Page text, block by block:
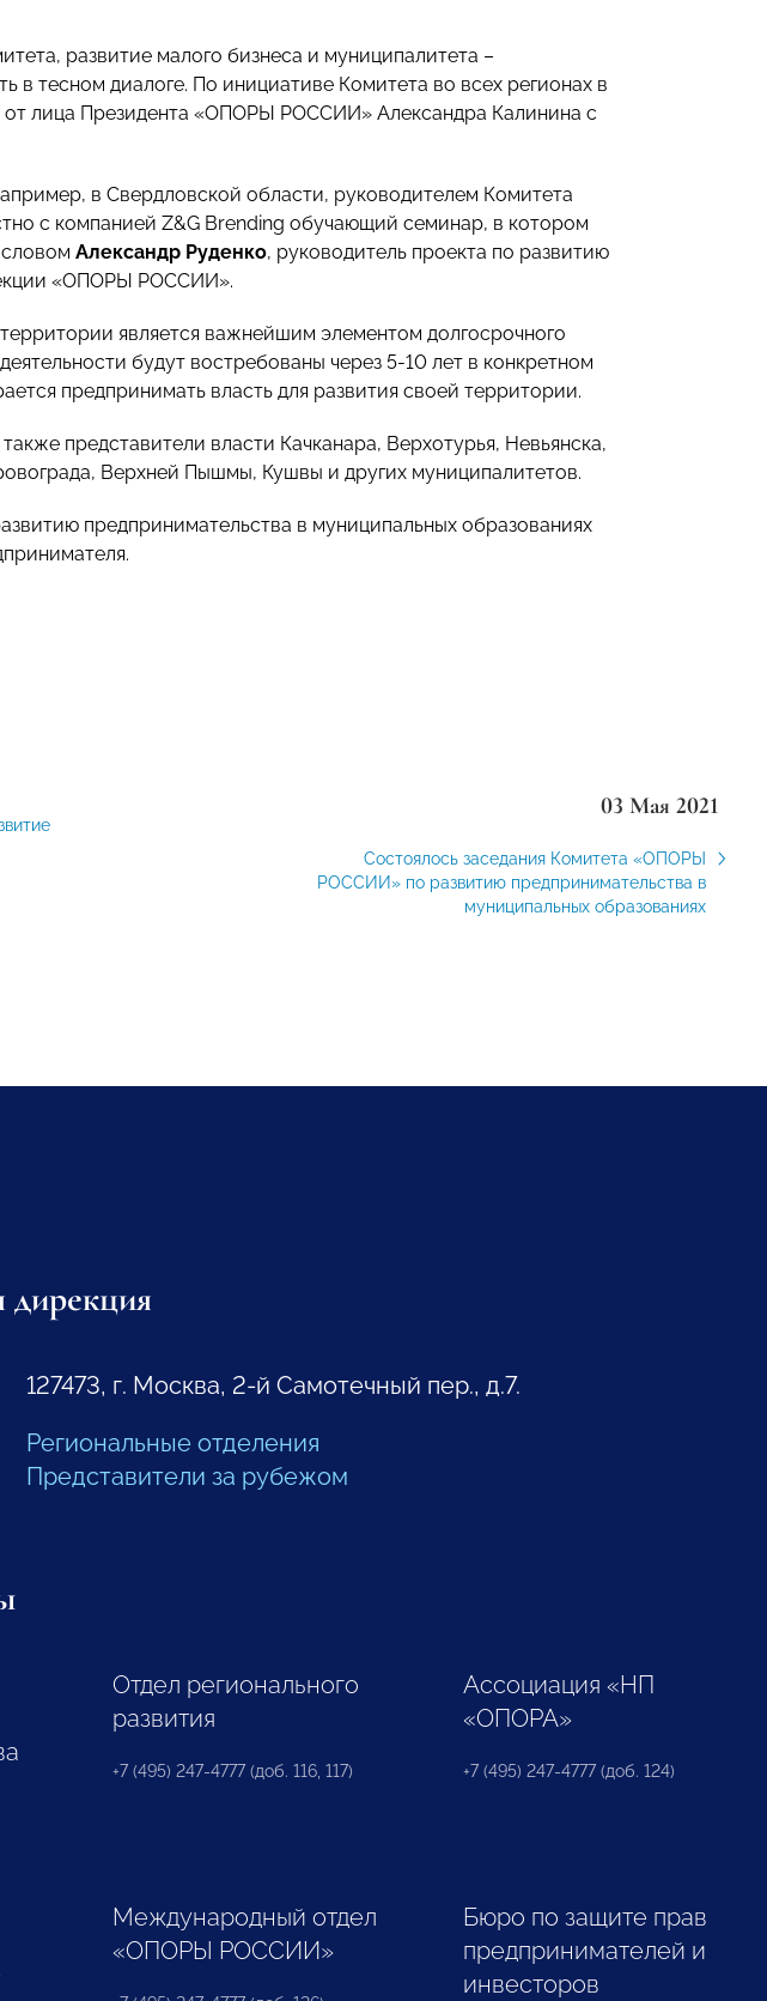
развитие малого бизнеса и муниципалитета –
в тесном диалоге. По инициативе Комитета во всех регионах в
от лица Президента «ОПОРЫ РОССИИ» Александра Калинина с
в Свердловской области, руководителем Комитета
с компанией Z&G Brending обучающий семинар, в котором
Александр Руденко, руководитель проекта по развитию
«ОПОРЫ РОССИИ».
является важнейшим элементом долгосрочного
будут востребованы через 5-10 лет в конкретном
предпринимать власть для развития своей территории.
представители власти Качканара, Верхотурья, Невьянска,
Верхней Пышмы, Кушвы и других муниципалитетов.
предпринимательства в муниципальных образованиях
03 Мая 2021
Состоялось заседания Комитета «ОПОРЫ
РОССИИ» по развитию предпринимательства в
муниципальных образованиях
дирекция
127473, г. Москва, 2-й Самотечный пер., д.7.
Региональные отделения
Представители за рубежом
Отдел регионального
развития
+7 (495) 247-4777 (доб. 116, 117)
Ассоциация «НП
«ОПОРА»
+7 (495) 247-4777 (доб. 124)
Международный отдел
«ОПОРЫ РОССИИ»
Бюро по защите прав
предпринимателей и
инвесторов